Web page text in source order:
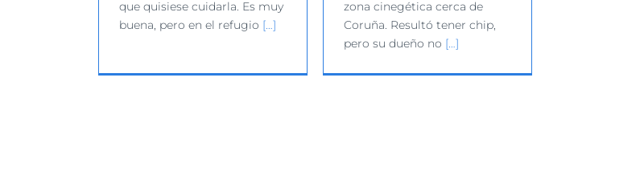
que quisiese cuidarla. Es muy
buena, pero en el refugio […]
zona cinegética cerca de
Coruña. Resultó tener chip,
pero su dueño no […]